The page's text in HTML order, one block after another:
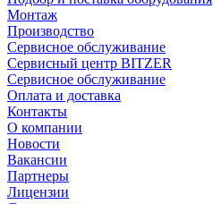
Монтаж
Производство
Сервисное обслуживание
Сервисный центр BITZER
Сервисное обслуживание
Оплата и доставка
Контакты
О компании
Новости
Вакансии
Партнеры
Лицензии